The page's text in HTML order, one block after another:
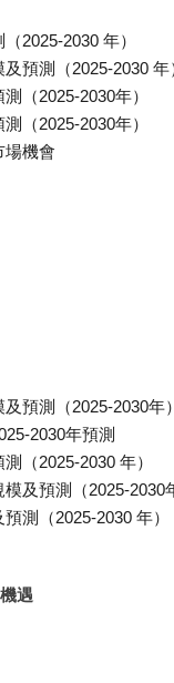
2025-2030 年）
預測（2025-2030 年
（2025-2030年）
（2025-2030年）
場機會
預測（2025-2030年）
2030年預測
（2025-2030 年）
及預測（2025-2030
測（2025-2030 年）
遇